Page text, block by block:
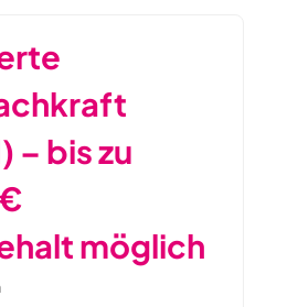
bis zu
möglich